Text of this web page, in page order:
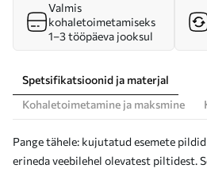
Valmis
kohaletoimetamiseks
1–3 tööpäeva jooksul
Spetsifikatsioonid ja materjal
Kohaletoimetamine ja maksmine
Pange tähele: kujutatud esemete
erineda veebilehel olevatest piltidest.